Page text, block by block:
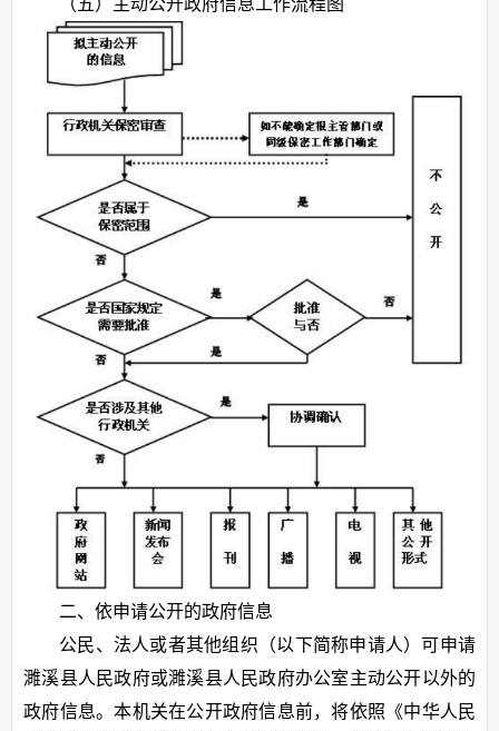
（五）主动公开政府信息工作流程图
二、依申请公开的政府信息
公民、法人或者其他组织（以下简称申请人）可申请
濉溪县人民政府或濉溪县人民政府办公室主动公开以外的
政府信息。本机关在公开政府信息前，将依照《中华人民